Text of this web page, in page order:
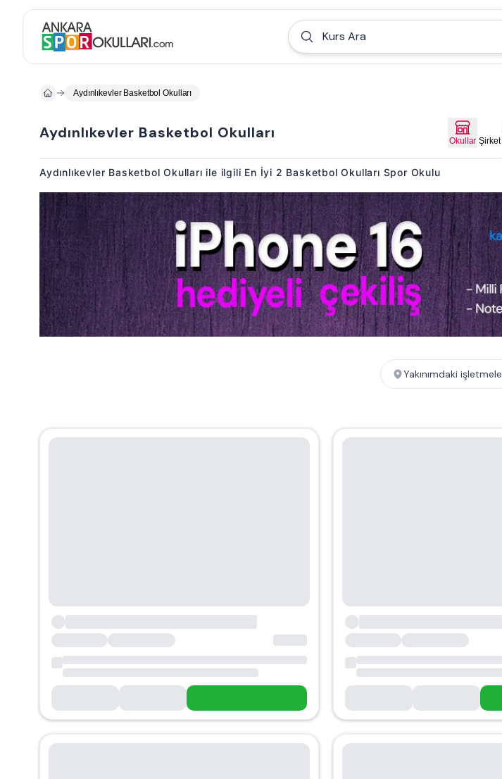
Kurs Ara
Aydınlıkevler Basketbol Okulları
Aydınlıkevler Basketbol Okulları Okullar
Aydınlıkevler Basketbol Okulları ile ilgili En İyi 2 Basketbol Okulları Spor Okulu
Yakınımdaki